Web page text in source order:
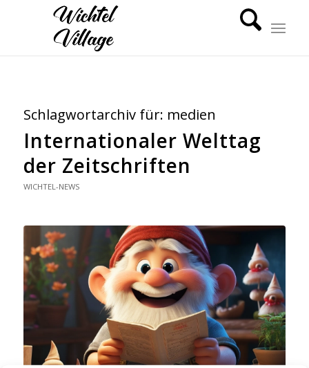
Schlagwortarchiv für: medien
Internationaler Welttag
der Zeitschriften
WICHTEL-NEWS